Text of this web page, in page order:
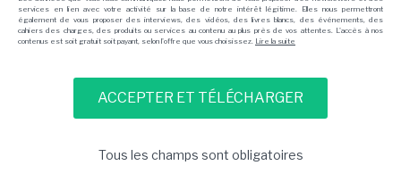
services en lien avec votre activité sur la base de notre intérêt légitime. Elles nous permettront
également de vous proposer des interviews, des vidéos, des livres blancs, des événements, des
cahiers des charges, des produits ou services au contenu au plus près de vos attentes. L'accès à nos
contenus est soit gratuit soit payant, selon l'offre que vous choisissez. Lire la suite
Tous les champs sont obligatoires